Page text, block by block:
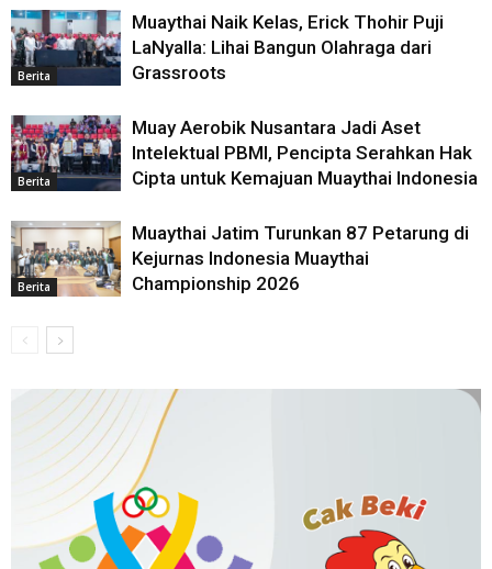
Berita
Muaythai Naik Kelas, Erick Thohir Puji
LaNyalla: Lihai Bangun Olahraga dari
Grassroots
Berita
Muay Aerobik Nusantara Jadi Aset
Intelektual PBMI, Pencipta Serahkan Hak
Cipta untuk Kemajuan Muaythai Indonesia
Berita
Muaythai Jatim Turunkan 87 Petarung di
Kejurnas Indonesia Muaythai
Championship 2026